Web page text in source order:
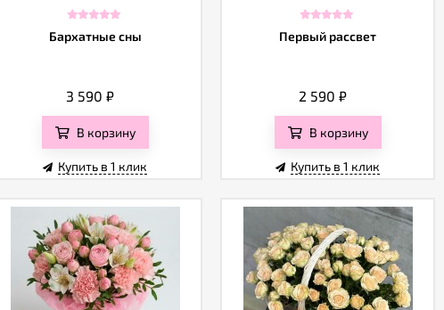
Бархатные сны
3 590 ₽
В корзину
Купить в 1 клик
Первый рассвет
2 590 ₽
В корзину
Купить в 1 клик